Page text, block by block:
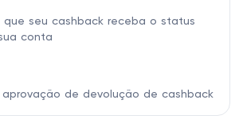
que seu cashback receba o status
conta
aprovação de devolução de cashback